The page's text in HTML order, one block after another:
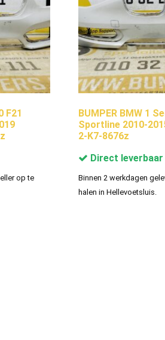
F21
op te
BUMPER BMW 1
Sportline 2010-
2-K7-8676z
Direct leverbaar
Binnen 2 werkdagen
halen in Hellevoetsluis.